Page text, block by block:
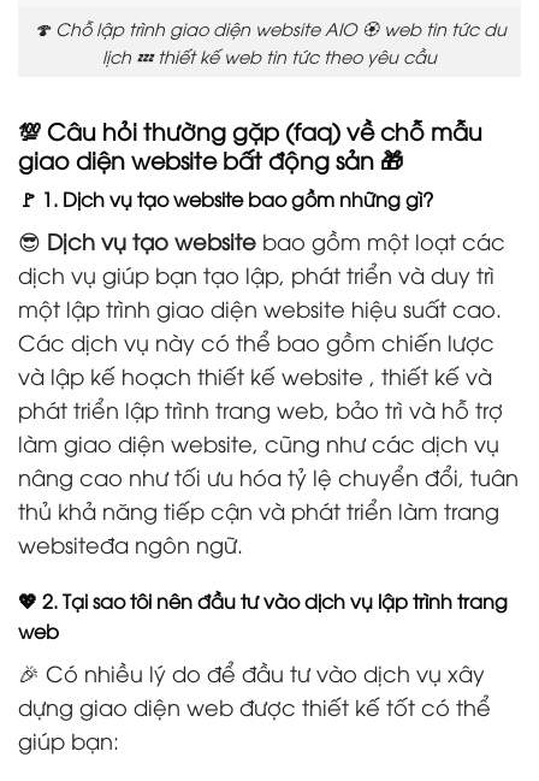
🍄 Chỗ lập trình giao diện website AIO 🏵️ web tin tức du
lịch 💤 thiết kế web tin tức theo yêu cầu
💯 Câu hỏi thường gặp (faq) về chỗ mẫu
giao diện website bất động sản 🎁
🚩 1. Dịch vụ tạo website bao gồm những gì?
😎 Dịch vụ tạo website bao gồm một loạt các
dịch vụ giúp bạn tạo lập, phát triển và duy trì
một lập trình giao diện website hiệu suất cao.
Các dịch vụ này có thể bao gồm chiến lược
và lập kế hoạch thiết kế website , thiết kế và
phát triển lập trình trang web, bảo trì và hỗ trợ
làm giao diện website, cũng như các dịch vụ
nâng cao như tối ưu hóa tỷ lệ chuyển đổi, tuân
thủ khả năng tiếp cận và phát triển làm trang
websiteđa ngôn ngữ.
💖 2. Tại sao tôi nên đầu tư vào dịch vụ lập trình trang
web
🎉 Có nhiều lý do để đầu tư vào dịch vụ xây
dựng giao diện web được thiết kế tốt có thể
giúp bạn: